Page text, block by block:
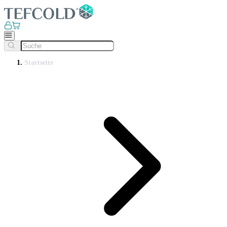
Startseite